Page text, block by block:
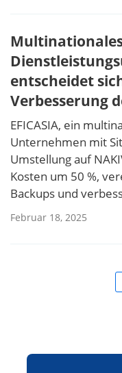
entscheidet
Verbesserung
EFICASIA, ein
Unternehmen mit
Umstellung auf
Kosten um 50 %,
Backups und
Februar 18, 2025